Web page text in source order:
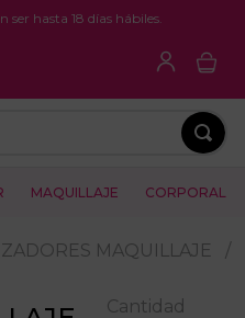
ser hasta 18 días hábiles.
MAQUILLAJE CORPORAL
MAQUILLAJE
Cantidad